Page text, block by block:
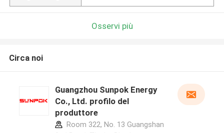
Osservi più
Circa noi
Guangzhou Sunpok Energy
Co., Ltd. profilo del
produttore
Room 322, No. 13 Guangshan